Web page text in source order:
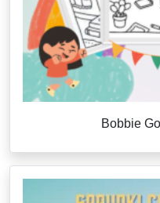
Bobbie